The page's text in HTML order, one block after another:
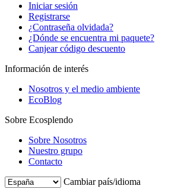
Iniciar sesión
Registrarse
¿Contraseña olvidada?
¿Dónde se encuentra mi paquete?
Canjear código descuento
Información de interés
Nosotros y el medio ambiente
EcoBlog
Sobre Ecosplendo
Sobre Nosotros
Nuestro grupo
Contacto
Cambiar país/idioma